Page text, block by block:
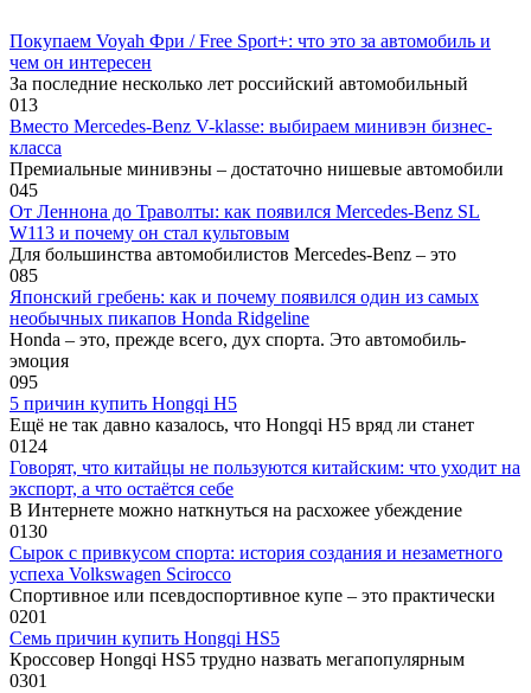
Покупаем Voyah Фри / Free Sport+: что это за автомобиль и
чем он интересен
За последние несколько лет российский автомобильный
013
Вместо Mercedes-Benz V-klasse: выбираем минивэн бизнес-
класса
Премиальные минивэны – достаточно нишевые автомобили
045
От Леннона до Траволты: как появился Mercedes-Benz SL
W113 и почему он стал культовым
Для большинства автомобилистов Mercedes-Benz – это
085
Японский гребень: как и почему появился один из самых
необычных пикапов Honda Ridgeline
Honda – это, прежде всего, дух спорта. Это автомобиль-
эмоция
095
5 причин купить Hongqi H5
Ещё не так давно казалось, что Hongqi H5 вряд ли станет
0124
Говорят, что китайцы не пользуются китайским: что уходит на
экспорт, а что остаётся себе
В Интернете можно наткнуться на расхожее убеждение
0130
Сырок с привкусом спорта: история создания и незаметного
успеха Volkswagen Scirocco
Спортивное или псевдоспортивное купе – это практически
0201
Семь причин купить Hongqi HS5
Кроссовер Hongqi HS5 трудно назвать мегапопулярным
0301